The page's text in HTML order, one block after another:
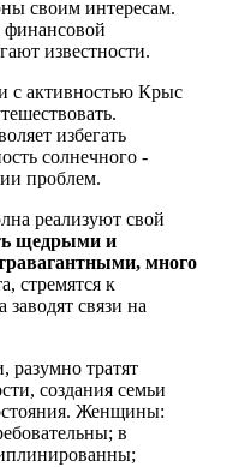
своим интересам.
финансовой
известности.
с активностью Крыс
избегать
солнечного -
проблем.
реализуют свой
щедрыми и
много
стремятся к
связи на
тратят
создания семьи
Женщины:
в